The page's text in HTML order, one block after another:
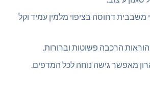
משבבית דחוסה בציפוי מלמין עמיד וקל
הוראות הרכבה פשוטות וברורות.
מאפשר גישה נוחה לכל המדפים.